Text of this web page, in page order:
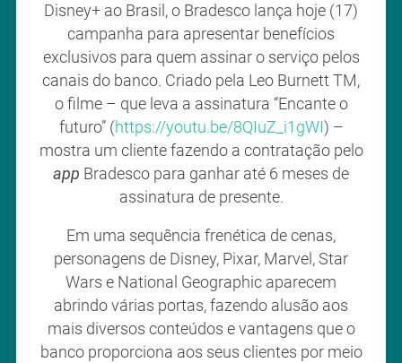
Disney+ ao Brasil, o Bradesco lança hoje (17)
campanha para apresentar benefícios
exclusivos para quem assinar o serviço pelos
canais do banco. Criado pela Leo Burnett TM,
o filme – que leva a assinatura “Encante o
futuro” (https://youtu.be/8QIuZ_i1gWI) –
mostra um cliente fazendo a contratação pelo
app Bradesco para ganhar até 6 meses de
assinatura de presente.
Em uma sequência frenética de cenas,
personagens de Disney, Pixar, Marvel, Star
Wars e National Geographic aparecem
abrindo várias portas, fazendo alusão aos
mais diversos conteúdos e vantagens que o
banco proporciona aos seus clientes por meio